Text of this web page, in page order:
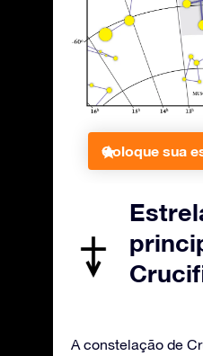
Coloque sua
A constelação de